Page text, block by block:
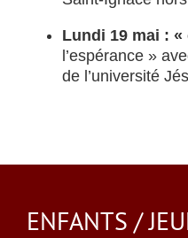
Lundi 19 mai :
l’espérance »
de l’université
ENFANTS /